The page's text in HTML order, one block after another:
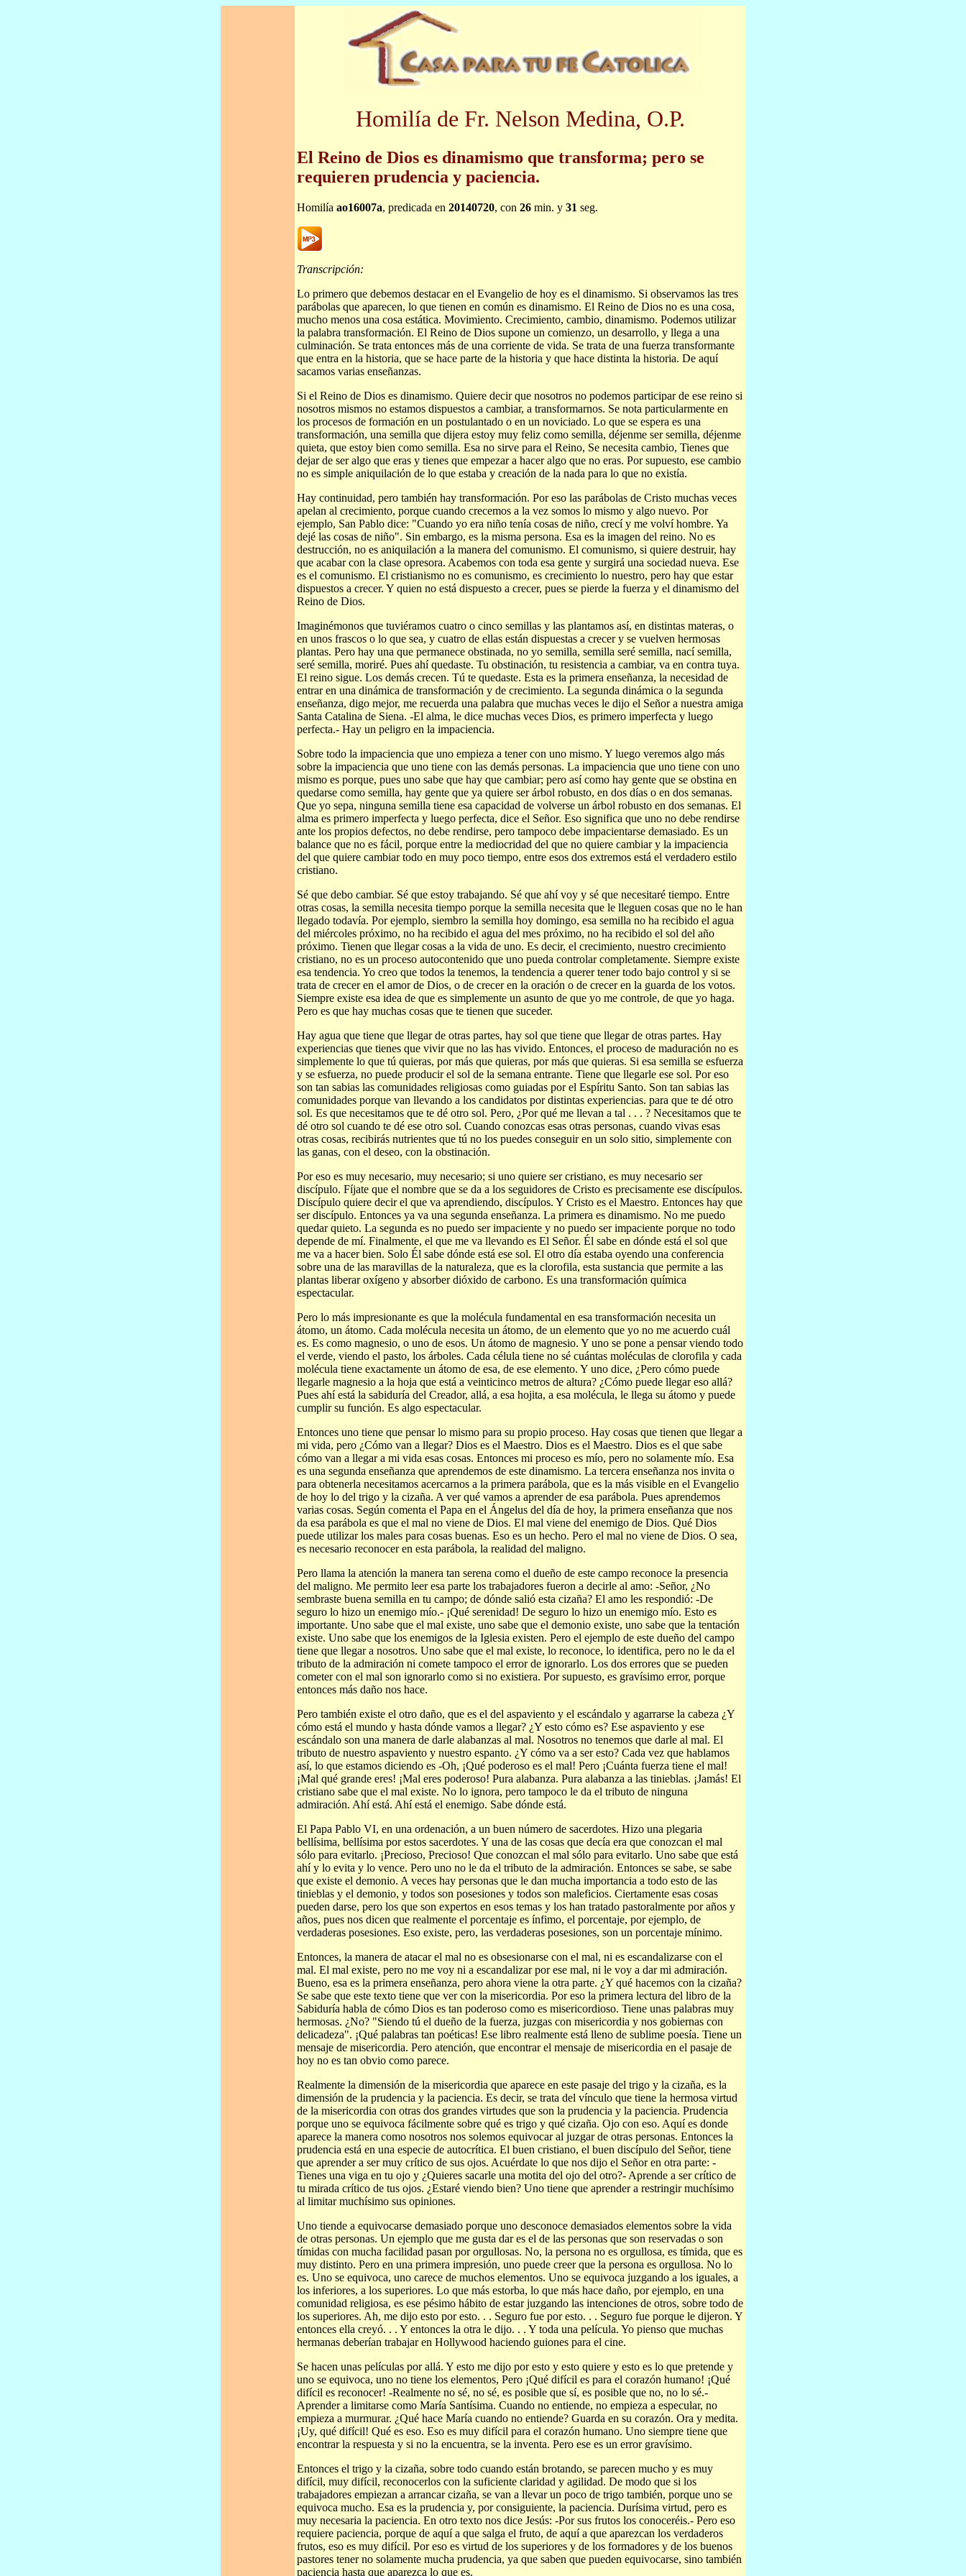
Homilía de Fr. Nelson Medina, O.P.
El Reino de Dios es dinamismo que transforma; pero se
requieren prudencia y paciencia.
Homilía ao16007a, predicada en 20140720, con 26 min. y 31 seg.
Transcripción:
Lo primero que debemos destacar en el Evangelio de hoy es el dinamismo. Si observamos las tres
parábolas que aparecen, lo que tienen en común es dinamismo. El Reino de Dios no es una cosa,
mucho menos una cosa estática. Movimiento. Crecimiento, cambio, dinamismo. Podemos utilizar
la palabra transformación. El Reino de Dios supone un comienzo, un desarrollo, y llega a una
culminación. Se trata entonces más de una corriente de vida. Se trata de una fuerza transformante
que entra en la historia, que se hace parte de la historia y que hace distinta la historia. De aquí
sacamos varias enseñanzas.
Si el Reino de Dios es dinamismo. Quiere decir que nosotros no podemos participar de ese reino si
nosotros mismos no estamos dispuestos a cambiar, a transformarnos. Se nota particularmente en
los procesos de formación en un postulantado o en un noviciado. Lo que se espera es una
transformación, una semilla que dijera estoy muy feliz como semilla, déjenme ser semilla, déjenme
quieta, que estoy bien como semilla. Esa no sirve para el Reino, Se necesita cambio, Tienes que
dejar de ser algo que eras y tienes que empezar a hacer algo que no eras. Por supuesto, ese cambio
no es simple aniquilación de lo que estaba y creación de la nada para lo que no existía.
Hay continuidad, pero también hay transformación. Por eso las parábolas de Cristo muchas veces
apelan al crecimiento, porque cuando crecemos a la vez somos lo mismo y algo nuevo. Por
ejemplo, San Pablo dice: "Cuando yo era niño tenía cosas de niño, crecí y me volví hombre. Ya
dejé las cosas de niño". Sin embargo, es la misma persona. Esa es la imagen del reino. No es
destrucción, no es aniquilación a la manera del comunismo. El comunismo, si quiere destruir, hay
que acabar con la clase opresora. Acabemos con toda esa gente y surgirá una sociedad nueva. Ese
es el comunismo. El cristianismo no es comunismo, es crecimiento lo nuestro, pero hay que estar
dispuestos a crecer. Y quien no está dispuesto a crecer, pues se pierde la fuerza y el dinamismo del
Reino de Dios.
Imaginémonos que tuviéramos cuatro o cinco semillas y las plantamos así, en distintas materas, o
en unos frascos o lo que sea, y cuatro de ellas están dispuestas a crecer y se vuelven hermosas
plantas. Pero hay una que permanece obstinada, no yo semilla, semilla seré semilla, nací semilla,
seré semilla, moriré. Pues ahí quedaste. Tu obstinación, tu resistencia a cambiar, va en contra tuya.
El reino sigue. Los demás crecen. Tú te quedaste. Esta es la primera enseñanza, la necesidad de
entrar en una dinámica de transformación y de crecimiento. La segunda dinámica o la segunda
enseñanza, digo mejor, me recuerda una palabra que muchas veces le dijo el Señor a nuestra amiga
Santa Catalina de Siena. -El alma, le dice muchas veces Dios, es primero imperfecta y luego
perfecta.- Hay un peligro en la impaciencia.
Sobre todo la impaciencia que uno empieza a tener con uno mismo. Y luego veremos algo más
sobre la impaciencia que uno tiene con las demás personas. La impaciencia que uno tiene con uno
mismo es porque, pues uno sabe que hay que cambiar; pero así como hay gente que se obstina en
quedarse como semilla, hay gente que ya quiere ser árbol robusto, en dos días o en dos semanas.
Que yo sepa, ninguna semilla tiene esa capacidad de volverse un árbol robusto en dos semanas. El
alma es primero imperfecta y luego perfecta, dice el Señor. Eso significa que uno no debe rendirse
ante los propios defectos, no debe rendirse, pero tampoco debe impacientarse demasiado. Es un
balance que no es fácil, porque entre la mediocridad del que no quiere cambiar y la impaciencia
del que quiere cambiar todo en muy poco tiempo, entre esos dos extremos está el verdadero estilo
cristiano.
Sé que debo cambiar. Sé que estoy trabajando. Sé que ahí voy y sé que necesitaré tiempo. Entre
otras cosas, la semilla necesita tiempo porque la semilla necesita que le lleguen cosas que no le han
llegado todavía. Por ejemplo, siembro la semilla hoy domingo, esa semilla no ha recibido el agua
del miércoles próximo, no ha recibido el agua del mes próximo, no ha recibido el sol del año
próximo. Tienen que llegar cosas a la vida de uno. Es decir, el crecimiento, nuestro crecimiento
cristiano, no es un proceso autocontenido que uno pueda controlar completamente. Siempre existe
esa tendencia. Yo creo que todos la tenemos, la tendencia a querer tener todo bajo control y si se
trata de crecer en el amor de Dios, o de crecer en la oración o de crecer en la guarda de los votos.
Siempre existe esa idea de que es simplemente un asunto de que yo me controle, de que yo haga.
Pero es que hay muchas cosas que te tienen que suceder.
Hay agua que tiene que llegar de otras partes, hay sol que tiene que llegar de otras partes. Hay
experiencias que tienes que vivir que no las has vivido. Entonces, el proceso de maduración no es
simplemente lo que tú quieras, por más que quieras, por más que quieras. Si esa semilla se esfuerza
y se esfuerza, no puede producir el sol de la semana entrante. Tiene que llegarle ese sol. Por eso
son tan sabias las comunidades religiosas como guiadas por el Espíritu Santo. Son tan sabias las
comunidades porque van llevando a los candidatos por distintas experiencias. para que te dé otro
sol. Es que necesitamos que te dé otro sol. Pero, ¿Por qué me llevan a tal . . . ? Necesitamos que te
dé otro sol cuando te dé ese otro sol. Cuando conozcas esas otras personas, cuando vivas esas
otras cosas, recibirás nutrientes que tú no los puedes conseguir en un solo sitio, simplemente con
las ganas, con el deseo, con la obstinación.
Por eso es muy necesario, muy necesario; si uno quiere ser cristiano, es muy necesario ser
discípulo. Fíjate que el nombre que se da a los seguidores de Cristo es precisamente ese discípulos.
Discípulo quiere decir el que va aprendiendo, discípulos. Y Cristo es el Maestro. Entonces hay que
ser discípulo. Entonces ya va una segunda enseñanza. La primera es dinamismo. No me puedo
quedar quieto. La segunda es no puedo ser impaciente y no puedo ser impaciente porque no todo
depende de mí. Finalmente, el que me va llevando es El Señor. Él sabe en dónde está el sol que
me va a hacer bien. Solo Él sabe dónde está ese sol. El otro día estaba oyendo una conferencia
sobre una de las maravillas de la naturaleza, que es la clorofila, esta sustancia que permite a las
plantas liberar oxígeno y absorber dióxido de carbono. Es una transformación química
espectacular.
Pero lo más impresionante es que la molécula fundamental en esa transformación necesita un
átomo, un átomo. Cada molécula necesita un átomo, de un elemento que yo no me acuerdo cuál
es. Es como magnesio, o uno de esos. Un átomo de magnesio. Y uno se pone a pensar viendo todo
el verde, viendo el pasto, los árboles. Cada célula tiene no sé cuántas moléculas de clorofila y cada
molécula tiene exactamente un átomo de esa, de ese elemento. Y uno dice, ¿Pero cómo puede
llegarle magnesio a la hoja que está a veinticinco metros de altura? ¿Cómo puede llegar eso allá?
Pues ahí está la sabiduría del Creador, allá, a esa hojita, a esa molécula, le llega su átomo y puede
cumplir su función. Es algo espectacular.
Entonces uno tiene que pensar lo mismo para su propio proceso. Hay cosas que tienen que llegar a
mi vida, pero ¿Cómo van a llegar? Dios es el Maestro. Dios es el Maestro. Dios es el que sabe
cómo van a llegar a mi vida esas cosas. Entonces mi proceso es mío, pero no solamente mío. Esa
es una segunda enseñanza que aprendemos de este dinamismo. La tercera enseñanza nos invita o
para obtenerla necesitamos acercarnos a la primera parábola, que es la más visible en el Evangelio
de hoy lo del trigo y la cizaña. A ver qué vamos a aprender de esa parábola. Pues aprendemos
varias cosas. Según comenta el Papa en el Ángelus del día de hoy, la primera enseñanza que nos
da esa parábola es que el mal no viene de Dios. El mal viene del enemigo de Dios. Qué Dios
puede utilizar los males para cosas buenas. Eso es un hecho. Pero el mal no viene de Dios. O sea,
es necesario reconocer en esta parábola, la realidad del maligno.
Pero llama la atención la manera tan serena como el dueño de este campo reconoce la presencia
del maligno. Me permito leer esa parte los trabajadores fueron a decirle al amo: -Señor, ¿No
sembraste buena semilla en tu campo; de dónde salió esta cizaña? El amo les respondió: -De
seguro lo hizo un enemigo mío.- ¡Qué serenidad! De seguro lo hizo un enemigo mío. Esto es
importante. Uno sabe que el mal existe, uno sabe que el demonio existe, uno sabe que la tentación
existe. Uno sabe que los enemigos de la Iglesia existen. Pero el ejemplo de este dueño del campo
tiene que llegar a nosotros. Uno sabe que el mal existe, lo reconoce, lo identifica, pero no le da el
tributo de la admiración ni comete tampoco el error de ignorarlo. Los dos errores que se pueden
cometer con el mal son ignorarlo como si no existiera. Por supuesto, es gravísimo error, porque
entonces más daño nos hace.
Pero también existe el otro daño, que es el del aspaviento y el escándalo y agarrarse la cabeza ¿Y
cómo está el mundo y hasta dónde vamos a llegar? ¿Y esto cómo es? Ese aspaviento y ese
escándalo son una manera de darle alabanzas al mal. Nosotros no tenemos que darle al mal. El
tributo de nuestro aspaviento y nuestro espanto. ¿Y cómo va a ser esto? Cada vez que hablamos
así, lo que estamos diciendo es -Oh, ¡Qué poderoso es el mal! Pero ¡Cuánta fuerza tiene el mal!
¡Mal qué grande eres! ¡Mal eres poderoso! Pura alabanza. Pura alabanza a las tinieblas. ¡Jamás! El
cristiano sabe que el mal existe. No lo ignora, pero tampoco le da el tributo de ninguna
admiración. Ahí está. Ahí está el enemigo. Sabe dónde está.
El Papa Pablo VI, en una ordenación, a un buen número de sacerdotes. Hizo una plegaria
bellísima, bellísima por estos sacerdotes. Y una de las cosas que decía era que conozcan el mal
sólo para evitarlo. ¡Precioso, Precioso! Que conozcan el mal sólo para evitarlo. Uno sabe que está
ahí y lo evita y lo vence. Pero uno no le da el tributo de la admiración. Entonces se sabe, se sabe
que existe el demonio. A veces hay personas que le dan mucha importancia a todo esto de las
tinieblas y el demonio, y todos son posesiones y todos son maleficios. Ciertamente esas cosas
pueden darse, pero los que son expertos en esos temas y los han tratado pastoralmente por años y
años, pues nos dicen que realmente el porcentaje es ínfimo, el porcentaje, por ejemplo, de
verdaderas posesiones. Eso existe, pero, las verdaderas posesiones, son un porcentaje mínimo.
Entonces, la manera de atacar el mal no es obsesionarse con el mal, ni es escandalizarse con el
mal. El mal existe, pero no me voy ni a escandalizar por ese mal, ni le voy a dar mi admiración.
Bueno, esa es la primera enseñanza, pero ahora viene la otra parte. ¿Y qué hacemos con la cizaña?
Se sabe que este texto tiene que ver con la misericordia. Por eso la primera lectura del libro de la
Sabiduría habla de cómo Dios es tan poderoso como es misericordioso. Tiene unas palabras muy
hermosas. ¿No? "Siendo tú el dueño de la fuerza, juzgas con misericordia y nos gobiernas con
delicadeza". ¡Qué palabras tan poéticas! Ese libro realmente está lleno de sublime poesía. Tiene un
mensaje de misericordia. Pero atención, que encontrar el mensaje de misericordia en el pasaje de
hoy no es tan obvio como parece.
Realmente la dimensión de la misericordia que aparece en este pasaje del trigo y la cizaña, es la
dimensión de la prudencia y la paciencia. Es decir, se trata del vínculo que tiene la hermosa virtud
de la misericordia con otras dos grandes virtudes que son la prudencia y la paciencia. Prudencia
porque uno se equivoca fácilmente sobre qué es trigo y qué cizaña. Ojo con eso. Aquí es donde
aparece la manera como nosotros nos solemos equivocar al juzgar de otras personas. Entonces la
prudencia está en una especie de autocrítica. El buen cristiano, el buen discípulo del Señor, tiene
que aprender a ser muy crítico de sus ojos. Acuérdate lo que nos dijo el Señor en otra parte: -
Tienes una viga en tu ojo y ¿Quieres sacarle una motita del ojo del otro?- Aprende a ser crítico de
tu mirada crítico de tus ojos. ¿Estaré viendo bien? Uno tiene que aprender a restringir muchísimo
al limitar muchísimo sus opiniones.
Uno tiende a equivocarse demasiado porque uno desconoce demasiados elementos sobre la vida
de otras personas. Un ejemplo que me gusta dar es el de las personas que son reservadas o son
tímidas con mucha facilidad pasan por orgullosas. No, la persona no es orgullosa, es tímida, que es
muy distinto. Pero en una primera impresión, uno puede creer que la persona es orgullosa. No lo
es. Uno se equivoca, uno carece de muchos elementos. Uno se equivoca juzgando a los iguales, a
los inferiores, a los superiores. Lo que más estorba, lo que más hace daño, por ejemplo, en una
comunidad religiosa, es ese pésimo hábito de estar juzgando las intenciones de otros, sobre todo de
los superiores. Ah, me dijo esto por esto. . . Seguro fue por esto. . . Seguro fue porque le dijeron. Y
entonces ella creyó. . . Y entonces la otra le dijo. . . Y toda una película. Yo pienso que muchas
hermanas deberían trabajar en Hollywood haciendo guiones para el cine.
Se hacen unas películas por allá. Y esto me dijo por esto y esto quiere y esto es lo que pretende y
uno se equivoca, uno no tiene los elementos, Pero ¡Qué difícil es para el corazón humano! ¡Qué
difícil es reconocer! -Realmente no sé, no sé, es posible que sí, es posible que no, no lo sé.-
Aprender a limitarse como María Santísima. Cuando no entiende, no empieza a especular, no
empieza a murmurar. ¿Qué hace María cuando no entiende? Guarda en su corazón. Ora y medita.
¡Uy, qué difícil! Qué es eso. Eso es muy difícil para el corazón humano. Uno siempre tiene que
encontrar la respuesta y si no la encuentra, se la inventa. Pero ese es un error gravísimo.
Entonces el trigo y la cizaña, sobre todo cuando están brotando, se parecen mucho y es muy
difícil, muy difícil, reconocerlos con la suficiente claridad y agilidad. De modo que si los
trabajadores empiezan a arrancar cizaña, se van a llevar un poco de trigo también, porque uno se
equivoca mucho. Esa es la prudencia y, por consiguiente, la paciencia. Durísima virtud, pero es
muy necesaria la paciencia. En otro texto nos dice Jesús: -Por sus frutos los conoceréis.- Pero eso
requiere paciencia, porque de aquí a que salga el fruto, de aquí a que aparezcan los verdaderos
frutos, eso es muy difícil. Por eso es virtud de los superiores y de los formadores y de los buenos
pastores tener no solamente mucha prudencia, ya que saben que pueden equivocarse, sino también
paciencia hasta que aparezca lo que es.